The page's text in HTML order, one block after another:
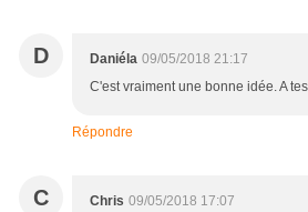
D Daniéla 09/05/2018 21:17
C'est vraiment une bonne idée. A
Répondre
C Chris 09/05/2018 17:07